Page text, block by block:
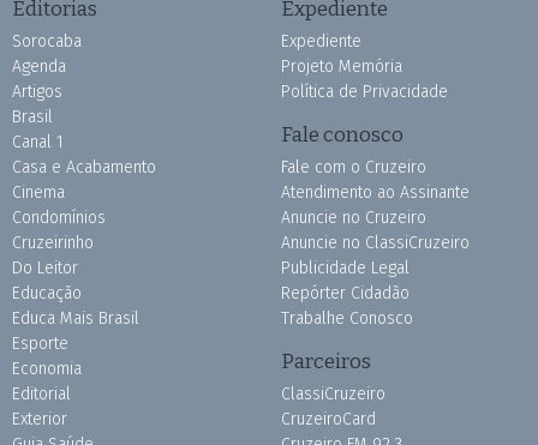
Editorias
Sorocaba
Agenda
Artigos
Brasil
Canal 1
Casa e Acabamento
Cinema
Condomínios
Cruzeirinho
Do Leitor
Educação
Educa Mais Brasil
Esporte
Economia
Editorial
Exterior
Expediente
Expediente
Projeto Memória
Política de Privacidade
Fale conosco
Fale com o Cruzeiro
Atendimento ao Assinante
Anuncie no Cruzeiro
Anuncie no ClassiCruzeiro
Publicidade Legal
Repórter Cidadão
Trabalhe Conosco
Parceiros
ClassiCruzeiro
CruzeiroCard